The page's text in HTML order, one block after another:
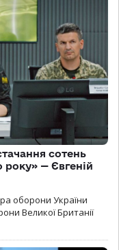
сотень
року» — Євгеній
оборони України
Великої Британії